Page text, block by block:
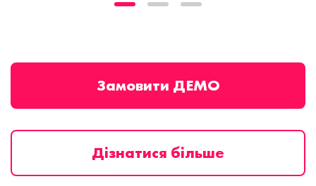
Замовити ДЕМО
Дізнатися більше